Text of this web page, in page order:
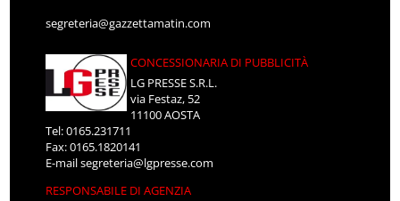
segreteria@gazzettamatin.com
CONCESSIONARIA DI PUBBLICITÀ
LG PRESSE S.R.L.
via Festaz, 52
11100 AOSTA
Tel: 0165.231711
Fax: 0165.1820141
E-mailsegreteria@lgpresse.com
RESPONSABILE DI AGENZIA